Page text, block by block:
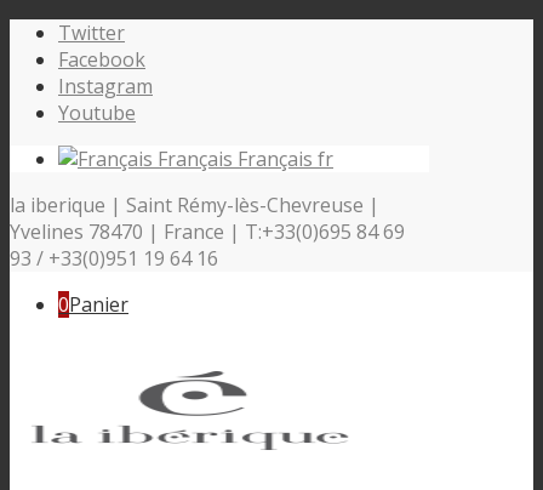
Twitter
Facebook
Instagram
Youtube
Français Français fr
la iberique | Saint Rémy-lès-Chevreuse |
Yvelines 78470 | France | T:+33(0)695 84 69
93 / +33(0)951 19 64 16
0Panier